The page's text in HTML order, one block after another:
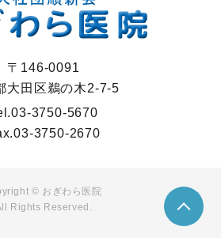
〒146-0091
大田区鵜の木2-7-5
03-3750-5670
03-3750-2670
© おぎわら医院
Rights Reserved.